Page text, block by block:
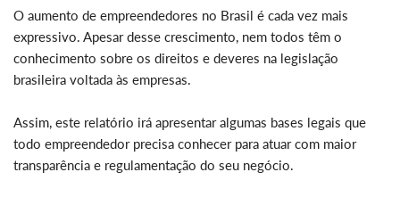
O aumento de empreendedores no Brasil é cada vez mais
expressivo. Apesar desse crescimento, nem todos têm o
conhecimento sobre os direitos e deveres na legislação
brasileira voltada às empresas.
Assim, este relatório irá apresentar algumas bases legais que
todo empreendedor precisa conhecer para atuar com maior
transparência e regulamentação do seu negócio.